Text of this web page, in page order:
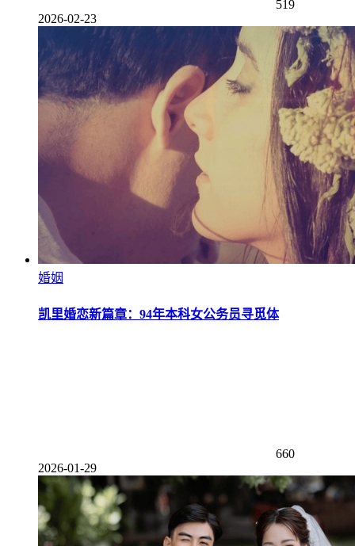
519
2026-02-23
婚姻
凯里婚恋新篇章：94年本科女公务员寻觅体
660
2026-01-29